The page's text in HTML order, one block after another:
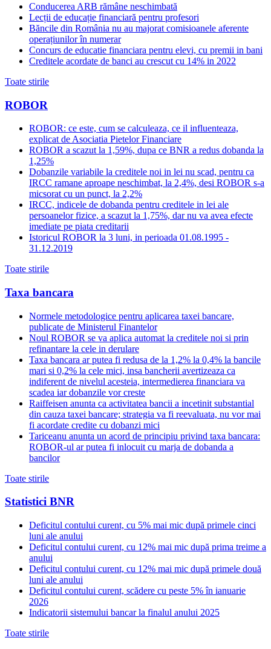
Conducerea ARB rămâne neschimbată
Lecții de educație financiară pentru profesori
Băncile din România nu au majorat comisioanele aferente
operațiunilor în numerar
Concurs de educatie financiara pentru elevi, cu premii in bani
Creditele acordate de banci au crescut cu 14% in 2022
Toate stirile
ROBOR
ROBOR: ce este, cum se calculeaza, ce il influenteaza,
explicat de Asociatia Pietelor Financiare
ROBOR a scazut la 1,59%, dupa ce BNR a redus dobanda la
1,25%
Dobanzile variabile la creditele noi in lei nu scad, pentru ca
IRCC ramane aproape neschimbat, la 2,4%, desi ROBOR s-a
micsorat cu un punct, la 2,2%
IRCC, indicele de dobanda pentru creditele in lei ale
persoanelor fizice, a scazut la 1,75%, dar nu va avea efecte
imediate pe piata creditarii
Istoricul ROBOR la 3 luni, in perioada 01.08.1995 -
31.12.2019
Toate stirile
Taxa bancara
Normele metodologice pentru aplicarea taxei bancare,
publicate de Ministerul Finantelor
Noul ROBOR se va aplica automat la creditele noi si prin
refinantare la cele in derulare
Taxa bancara ar putea fi redusa de la 1,2% la 0,4% la bancile
mari si 0,2% la cele mici, insa bancherii avertizeaza ca
indiferent de nivelul acesteia, intermedierea financiara va
scadea iar dobanzile vor creste
Raiffeisen anunta ca activitatea bancii a incetinit substantial
din cauza taxei bancare; strategia va fi reevaluata, nu vor mai
fi acordate credite cu dobanzi mici
Tariceanu anunta un acord de principiu privind taxa bancara:
ROBOR-ul ar putea fi inlocuit cu marja de dobanda a
bancilor
Toate stirile
Statistici BNR
Deficitul contului curent, cu 5% mai mic după primele cinci
luni ale anului
Deficitul contului curent, cu 12% mai mic după prima treime a
anului
Deficitul contului curent, cu 12% mai mic după primele două
luni ale anului
Deficitul contului curent, scădere cu peste 5% în ianuarie
2026
Indicatorii sistemului bancar la finalul anului 2025
Toate stirile